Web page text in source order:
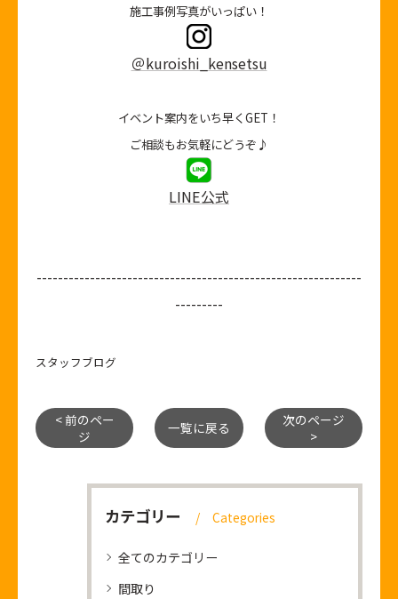
施工事例写真がいっぱい！
＠kuroishi_kensetsu
イベント案内をいち早くGET！
ご相談もお気軽にどうぞ♪
LINE公式
-------------------------------------------------------------
---------
スタッフブログ
< 前のペー
ジ
一覧に戻る
次のページ
>
カテゴリー Categories
全てのカテゴリー
間取り